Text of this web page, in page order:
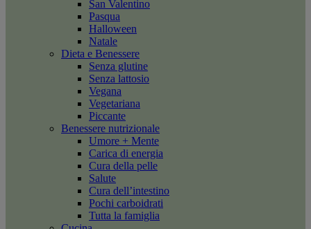
San Valentino
Pasqua
Halloween
Natale
Dieta e Benessere
Senza glutine
Senza lattosio
Vegana
Vegetariana
Piccante
Benessere nutrizionale
Umore + Mente
Carica di energia
Cura della pelle
Salute
Cura dell’intestino
Pochi carboidrati
Tutta la famiglia